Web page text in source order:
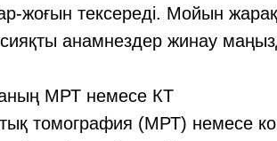
жоғын тексереді. Мойын
анамнездер жинау
МРТ немесе КТ
томография (МРТ) немесе